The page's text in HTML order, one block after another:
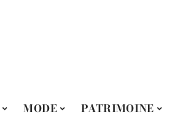
MODE
PATRIMOINE